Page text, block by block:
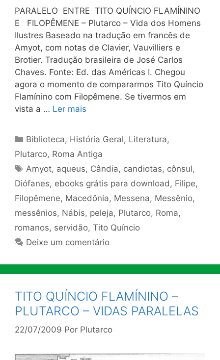
PARALELO ENTRE TITO QUÍNCIO FLAMÍNINO
E FILOPÊMENE – Plutarco – Vida dos Homens
Ilustres Baseado na tradução em francês de
Amyot, com notas de Clavier, Vauvilliers e
Brotier. Tradução brasileira de José Carlos
Chaves. Fonte: Ed. das Américas I. Chegou
agora o momento de compararmos Tito Quíncio
Flamínino com Filopêmene. Se tivermos em
vista a … Ler mais
Categorias
Biblioteca, História Geral, Literatura,
Plutarco, Roma Antiga
Tags
Amyot, aqueus, Cândia, candiotas, cônsul,
Diófanes, ebooks grátis para download , Filipe,
Filopêmene, Macedônia, Messena, Messênio,
messênios, Nábis, peleja, Plutarco, Roma,
romanos, servidão, Tito Quíncio
Deixe um comentário
TITO QUÍNCIO FLAMÍNINO –
PLUTARCO – VIDAS PARALELAS
22/07/2009 Por Plutarco